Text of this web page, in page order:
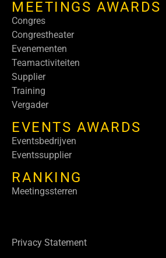
MEETINGS AWARDS
Congres
Congrestheater
Evenementen
Teamactiviteiten
Supplier
Training
Vergader
EVENTS AWARDS
Eventsbedrijven
Eventssupplier
RANKING
Meetingssterren
Privacy Statement